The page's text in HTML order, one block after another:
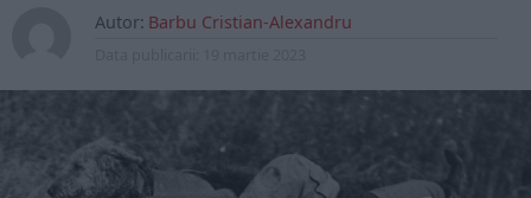
Autor: Barbu Cristian-Alexandru